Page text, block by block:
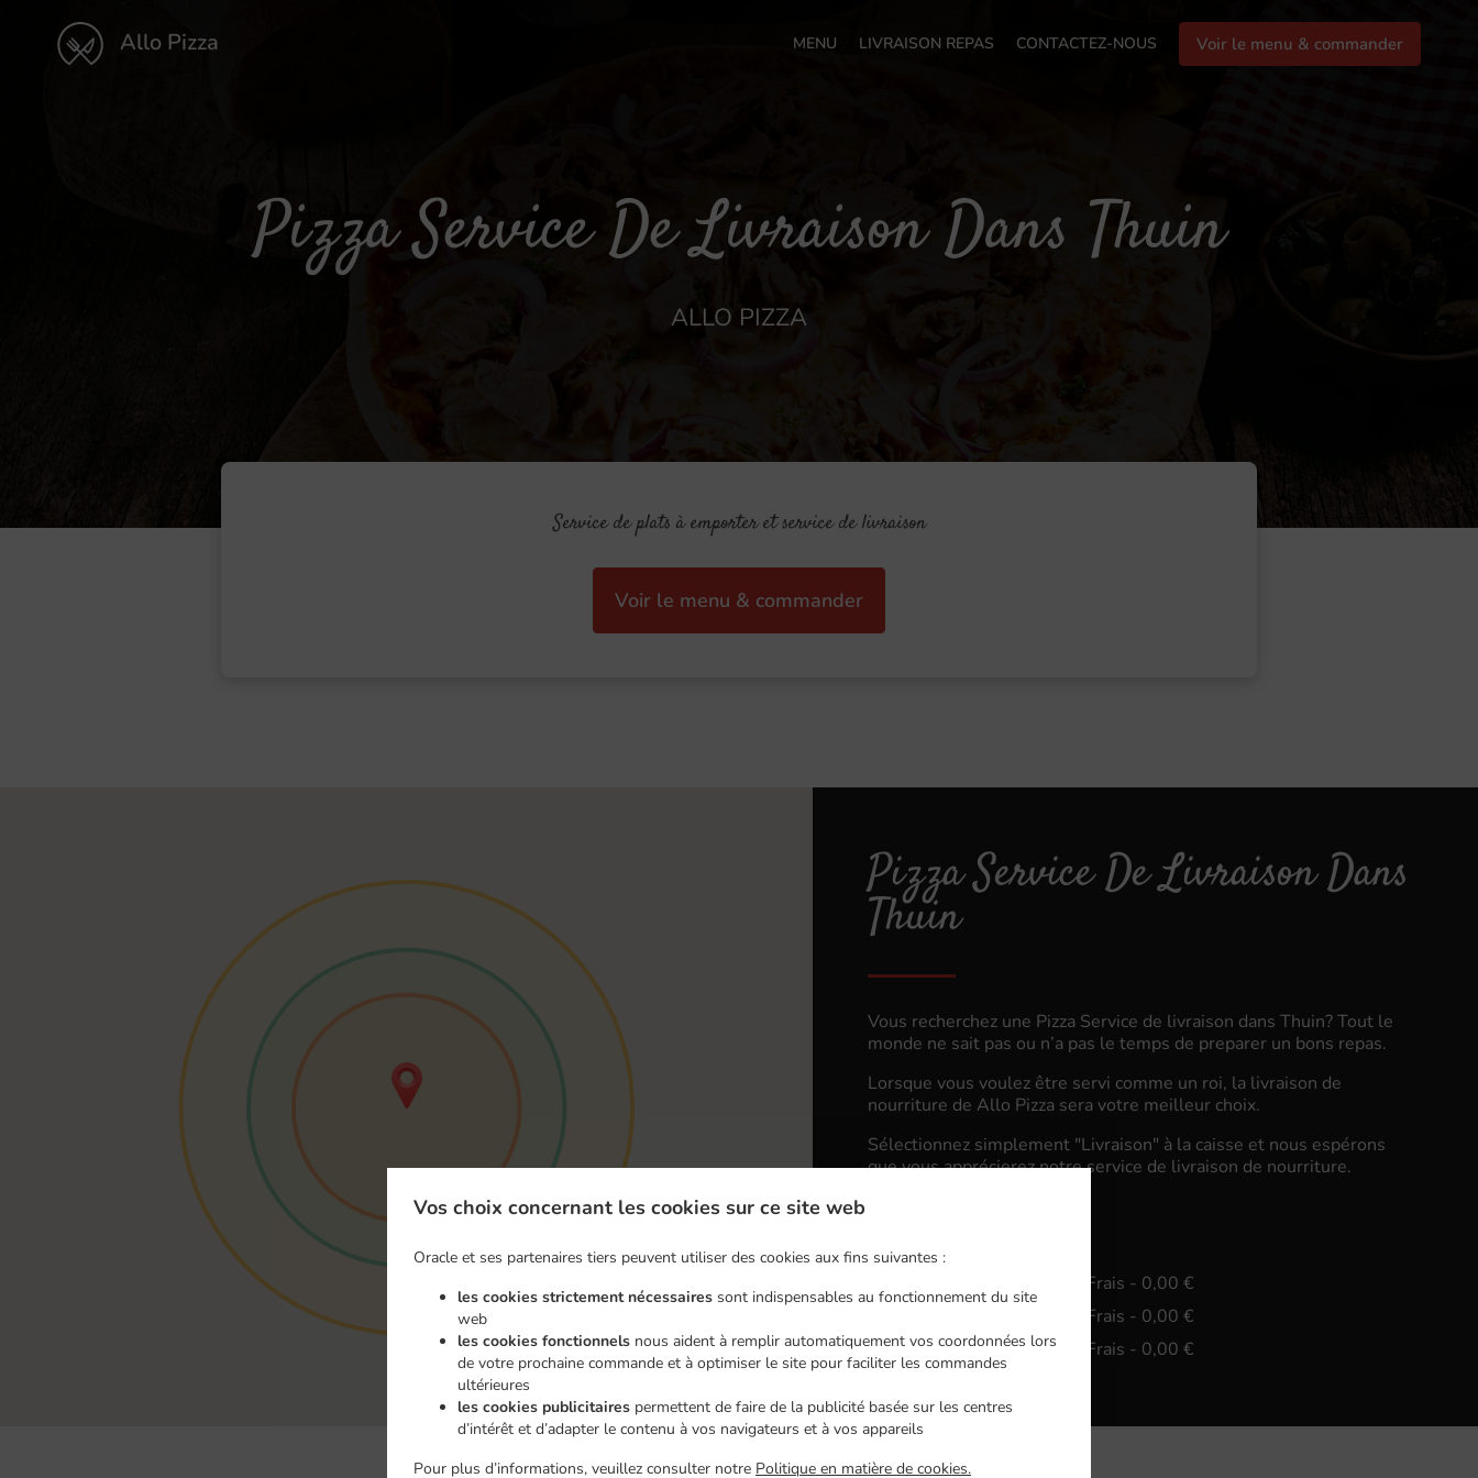
Vos choix concernant les cookies sur ce site web
Oracle et ses partenaires tiers peuvent utiliser des cookies aux fins suivantes :
les cookies strictement nécessaires sont indispensables au fonctionnement du site
web
les cookies fonctionnels nous aident à remplir automatiquement vos coordonnées lors
de votre prochaine commande et à optimiser le site pour faciliter les commandes
ultérieures
les cookies publicitaires permettent de faire de la publicité basée sur les centres
d’intérêt et d’adapter le contenu à vos navigateurs et à vos appareils
Pour plus d’informations, veuillez consulter notre Politique en matière de cookies.
Allo Pizza MENU LIVRAISON REPAS CONTACTEZ-NOUS Voir le menu & commander
Pizza Service De Livraison Dans Thuin
ALLO PIZZA
Service de plats à emporter et service de livraison
Voir le menu & commander
Pizza Service De Livraison Dans
Thuin
Vous recherchez une Pizza Service de livraison dans Thuin? Tout le
monde ne sait pas ou n’a pas le temps de preparer un bons repas.
Lorsque vous voulez être servi comme un roi, la livraison de
nourriture de Allo Pizza sera votre meilleur choix.
Sélectionnez simplement "Livraison" à la caisse et nous espérons
que vous apprécierez notre service de livraison de nourriture.
, Min. - 15,00 €, Frais - 0,00 €
, Min. - 30,00 €, Frais - 0,00 €
Zone 3, Min. - 45,00 €, Frais - 0,00 €